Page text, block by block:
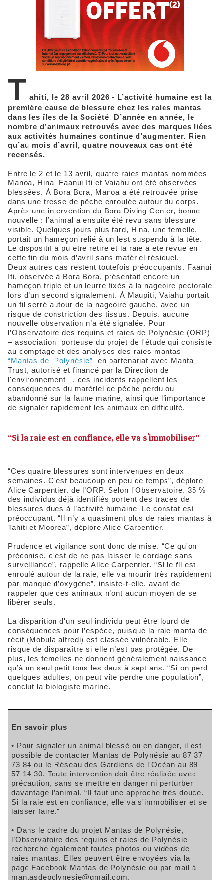
T ahiti, le 28 avril 2026 - L’activité humaine est la
première cause de blessure chez les raies mantas
dans les îles de la Société. D’année en année, le
nombre d’animaux retrouvés avec des marques liées
aux activités humaines continue d’augmenter. Rien
qu’au mois d’avril, quatre nouveaux cas ont été
recensés.
Entre le 2 et le 13 avril, quatre raies mantas nommées
Manoa, Hina, Faanui Iti et Vaiahu ont été observées
blessées. À Bora Bora, Manoa a été retrouvée prise
dans une tresse de pêche enroulée autour du corps.
Après une intervention du Bora Diving Center, bonne
nouvelle : l’animal a ensuite été revu sans blessure
visible. Quelques jours plus tard, Hina, une femelle,
portait un hameçon relié à un lest suspendu à la tête.
Le dispositif a pu être retiré et la raie a été revue en
cette fin du mois d’avril sans matériel résiduel.
Deux autres cas restent toutefois préoccupants. Faanui
Iti, observée à Bora Bora, présentait encore un
hameçon triple et un leurre fixés à la nageoire pectorale
lors d’un second signalement. À Maupiti, Vaiahu portait
un fil serré autour de la nageoire gauche, avec un
risque de constriction des tissus. Depuis, aucune
nouvelle observation n’a été signalée. Pour
l’Observatoire des requins et raies de Polynésie (ORP)
– association porteuse du projet de l'étude qui consiste
au comptage et des analyses des raies mantas
“Mantas de Polynésie” en partenariat avec Manta
Trust, autorisé et financé par la Direction de
l'environnement –, ces incidents rappellent les
conséquences du matériel de pêche perdu ou
abandonné sur la faune marine, ainsi que l’importance
de signaler rapidement les animaux en difficulté.
​“Si la raie est en confiance, elle va s'immobiliser”
“Ces quatre blessures sont intervenues en deux
semaines. C'est beaucoup en peu de temps”, déplore
Alice Carpentier, de l’ORP. Selon l'Observatoire, 35 %
des individus déjà identifiés portent des traces de
blessures dues à l’activité humaine. Le constat est
préoccupant. “Il n’y a quasiment plus de raies mantas à
Tahiti et Moorea”, déplore Alice Carpentier.
Prudence et vigilance sont donc de mise. “Ce qu'on
préconise, c'est de ne pas laisser le cordage sans
surveillance”, rappelle Alice Carpentier. “Si le fil est
enroulé autour de la raie, elle va mourir très rapidement
par manque d’oxygène”, insiste-t-elle, avant de
rappeler que ces animaux n’ont aucun moyen de se
libérer seuls.
La disparition d'un seul individu peut être lourd de
conséquences pour l’espèce, puisque la raie manta de
récif (Mobula alfredi) est classée vulnérable. Elle
risque de disparaître si elle n’est pas protégée. De
plus, les femelles ne donnent généralement naissance
qu’à un seul petit tous les deux à sept ans. “Si on perd
quelques adultes, on peut vite perdre une population”,
conclut la biologiste marine.
En savoir plus
• Pour signaler un animal blessé ou en danger, il est
possible de contacter Mantas de Polynésie au 87 37
73 84 ou le Réseau des Gardiens de l'Océan au 89
57 14 30. Toute intervention doit être réalisée avec
précaution, sans se mettre en danger ni perturber
davantage l’animal. “Il faut une approche très douce.
Si la raie est en confiance, elle va s'immobiliser et se
laisser faire.”
• Dans le cadre du projet Mantas de Polynésie,
l’Observatoire des requins et raies de Polynésie
recherche également toutes photos ou vidéos de
raies mantas. Elles peuvent être envoyées via la
page Facebook Mantas de Polynésie ou par mail à
mantasdepolynesie@gmail.com.